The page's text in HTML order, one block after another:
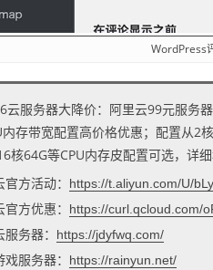
WordPress
云服务器大降价：阿里云99元服务
内存带宽配置高价格优惠；配置从2
核64G等CPU内存皮配置可选，详
方活动：
https://t.aliyun.com/U/
方优惠： https://curl.qcloud.com/
务器： https://jdyfwq.com/
服务器： https://rainyun.net/